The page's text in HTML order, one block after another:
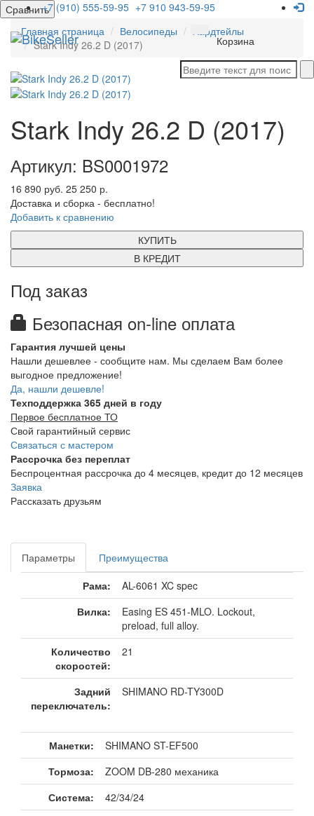
Сравнить+7 (910) 555-59-95 +7 910 943-59-95
Корзина
Главная страница Велосипеды
Хардтейлы
Stark Indy 26.2 D (2017)
Stark Indy 26.2 D (2017)
Артикул: BS0001972
16 890 руб. 25 250 р.
Доставка и сборка - бесплатно!
Добавить к сравнению
КУПИТЬ
В КРЕДИТ
Под заказ
Безопасная on-line оплата
Гарантия лучшей цены
Нашли дешевлее - сообщите нам. Мы сделаем Вам более
выгодное предложение!
Да, нашли дешевле!
Техподдержка 365 дней в году
Первое бесплатное ТО
Свой гарантийный сервис
Связаться с мастером
Рассрочка без переплат
Беспроцентная рассрочка до 4 месяцев, кредит до 12 месяцев
Заявка
Рассказать друзьям
Параметры
Преимущества
Рама:
AL-6061 XC spec
Вилка:
Easing ES 451-MLO. Lockout,
preload, full alloy.
Количество
скоростей:
21
Задний
переключатель:
SHIMANO RD-TY300D
Манетки:
SHIMANO ST-EF500
Тормоза:
ZOOM DB-280 механика
Система:
42/34/24